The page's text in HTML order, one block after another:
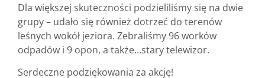
Dla większej skuteczności podzieliliśmy się na dwie
grupy – udało się również dotrzeć do terenów
leśnych wokół jeziora. Zebraliśmy 96 worków
odpadów i 9 opon, a także…stary telewizor.
Serdeczne podziękowania za akcję!